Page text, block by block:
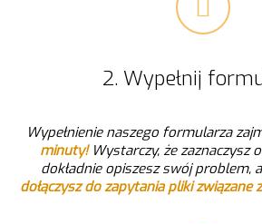
2. Wypełnij
Wypełnienie naszegoformularza
minuty! Wystarczy, że zaznaczysz
dokładnie opiszesz swój problem,
dołączysz do zapytania pliki związane